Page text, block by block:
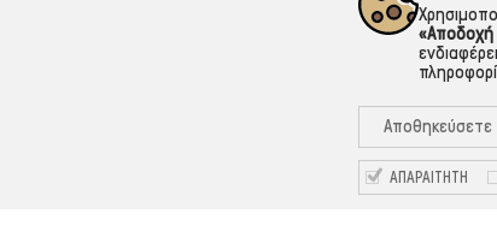
«Αποδοχή
Αποθηκεύσετε
ΑΠΑΡΑΙΤΗΤΗ